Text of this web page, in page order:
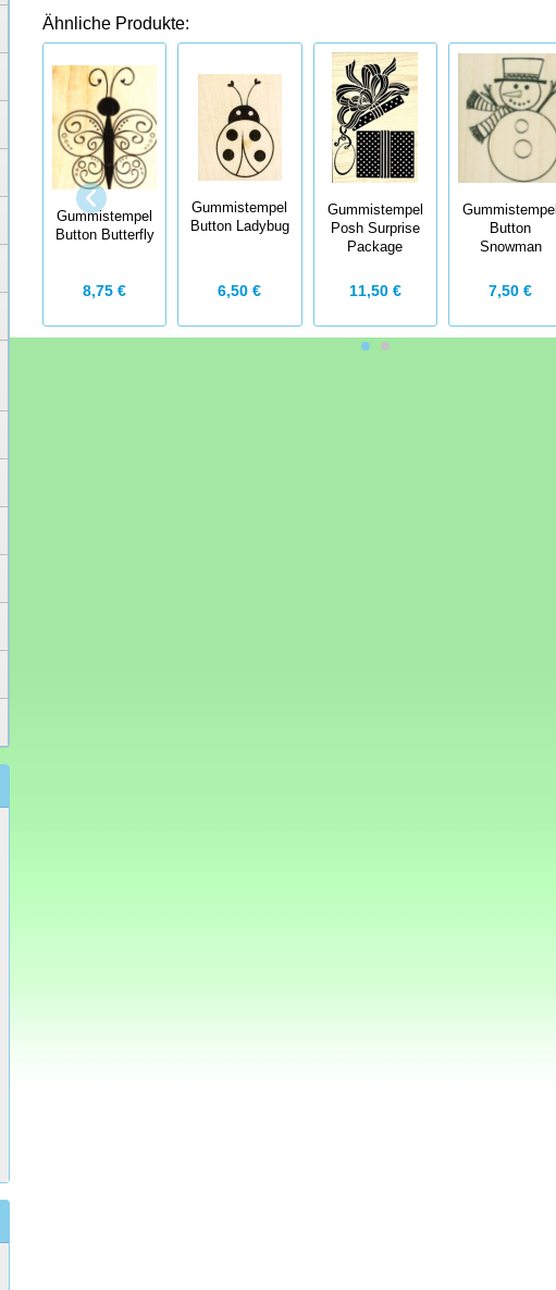
Ähnliche Produkte:
Gummistempel
Button Butterfly
8,75 €
Gummistempel
Button Ladybug
6,50 €
Gummistempel
Posh Surprise
Package
11,50 €
Gummistempel
Button
Snowman
7,50 €